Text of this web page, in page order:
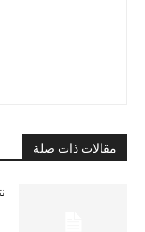
مقالات ذات صلة